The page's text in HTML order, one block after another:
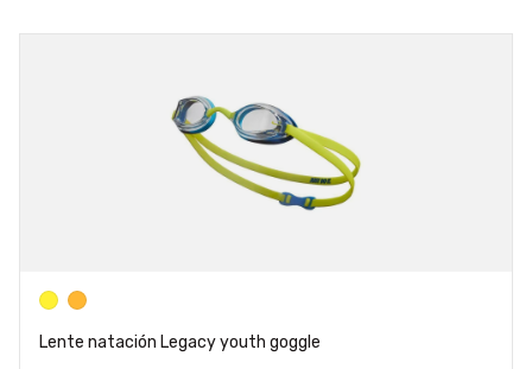
Lente natación Legacy youth goggle